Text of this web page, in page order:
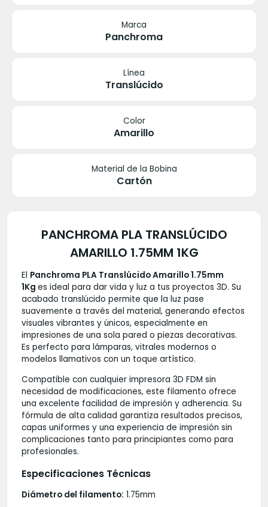
Marca
Panchroma
Línea
Translúcido
Color
Amarillo
Material de la Bobina
Cartón
PANCHROMA PLA TRANSLÚCIDO
AMARILLO 1.75MM 1KG
El Panchroma PLA Translúcido Amarillo 1.75mm
1Kg es ideal para dar vida y luz a tus proyectos 3D. Su
acabado translúcido permite que la luz pase
suavemente a través del material, generando efectos
visuales vibrantes y únicos, especialmente en
impresiones de una sola pared o piezas decorativas.
Es perfecto para lámparas, vitrales modernos o
modelos llamativos con un toque artístico.
Compatible con cualquier impresora 3D FDM sin
necesidad de modificaciones, este filamento ofrece
una excelente facilidad de impresión y adherencia. Su
fórmula de alta calidad garantiza resultados precisos,
capas uniformes y una experiencia de impresión sin
complicaciones tanto para principiantes como para
profesionales.
Especificaciones Técnicas
Diámetro del filamento: 1.75mm